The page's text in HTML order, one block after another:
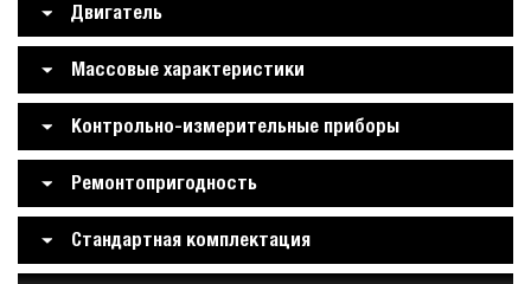
Двигатель
Массовые характеристики
Контрольно-измерительные приборы
Ремонтопригодность
Стандартная комплектация